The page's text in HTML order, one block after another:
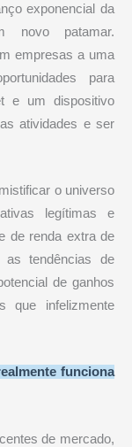
exponencial da
novo patamar.
empresas a uma
para
e um dispositivo
atividades e ser
o universo
legítimas e
de renda extra de
as tendências de
de ganhos
que infelizmente
funciona
de mercado,